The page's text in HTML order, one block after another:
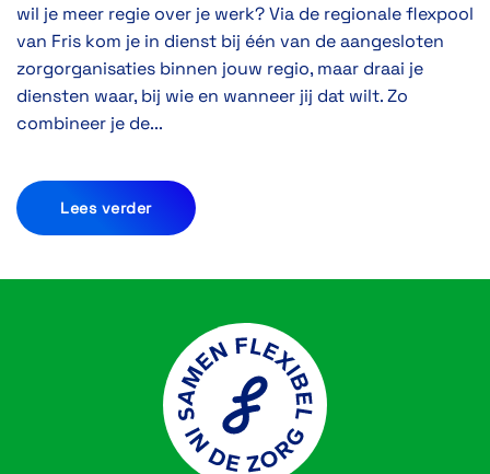
wil je meer regie over je werk? Via de regionale flexpool
van Fris kom je in dienst bij één van de aangesloten
zorgorganisaties binnen jouw regio, maar draai je
diensten waar, bij wie en wanneer jij dat wilt. Zo
combineer je de...
Lees verder